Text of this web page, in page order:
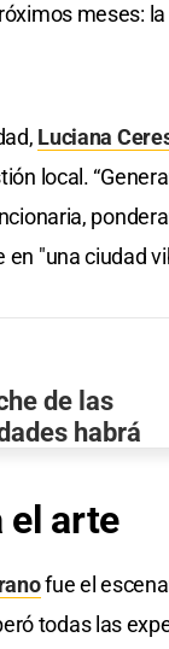
meses:
Luciana
local.
en "una ciudad
de las
habrá
el arte
fue el
todas las